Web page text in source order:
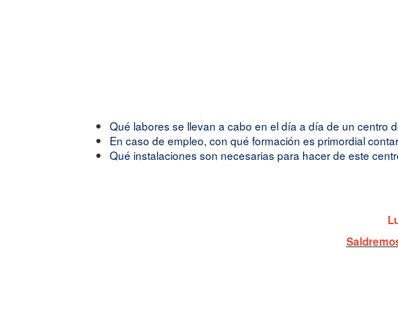
Qué labores se llevan a cabo en el día a día de un centro
En caso de empleo, con qué formación es primordial
Qué instalaciones son necesarias para hacer de este